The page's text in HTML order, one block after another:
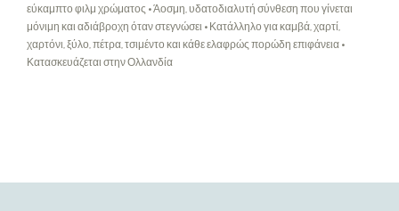
εύκαμπτο φιλμ χρώματος • Άοσμη, υδατοδιαλυτή σύνθεση που γίνεται
μόνιμη και αδιάβροχη όταν στεγνώσει • Κατάλληλο για καμβά, χαρτί,
χαρτόνι, ξύλο, πέτρα, τσιμέντο και κάθε ελαφρώς πορώδη επιφάνεια •
Κατασκευάζεται στην Ολλανδία